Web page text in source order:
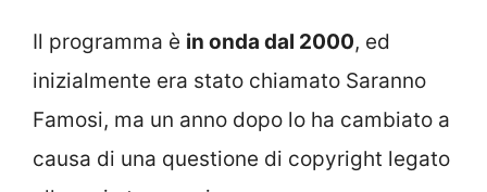
Il programma è in onda dal 2000, ed
inizialmente era stato chiamato Saranno
Famosi, ma un anno dopo lo ha cambiato a
causa di una questione di copyright legato